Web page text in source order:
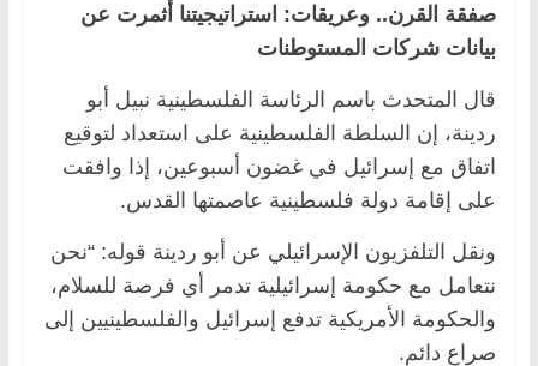
صفقة القرن.. وعريقات: استراتيجيتنا أثمرت عن
بيانات شركات المستوطنات
قال المتحدث باسم الرئاسة الفلسطينية نبيل أبو
ردينة، إن السلطة الفلسطينية على استعداد لتوقيع
اتفاق مع إسرائيل في غضون أسبوعين، إذا وافقت
على إقامة دولة فلسطينية عاصمتها القدس.
ونقل التلفزيون الإسرائيلي عن أبو ردينة قوله: “نحن
نتعامل مع حكومة إسرائيلية تدمر أي فرصة للسلام،
والحكومة الأمريكية تدفع إسرائيل والفلسطينيين إلى
صراع دائم.